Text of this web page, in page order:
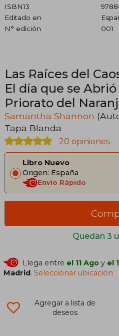
ISBN13
Editado en
N° edición
001
Las Raíces del
El día que se
Priorato del
Samantha Shannon
Tapa Blanda
20 opiniones
Libro Nuevo
Origen: España
Envío Rápido
Quedan 3
Llega entre el 11 Ago y el
Madrid.Seleccionar ubicación
Agregar a lista de
deseos